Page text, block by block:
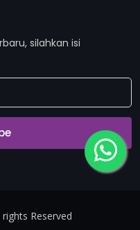
silahkan isi
Reserved